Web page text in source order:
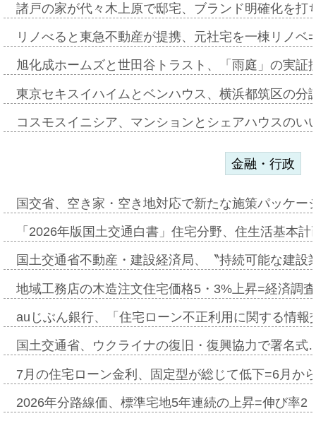
諸戸の家が代々木上原で邸宅、ブランド明確化を
リノべると東急不動産が提携、元社宅を一棟リノ
旭化成ホームズと世田谷トラスト、「雨庭」の実
東京セキスイハイムとベンハウス、横浜都筑区の
コスモスイニシア、マンションとシェアハウスの
金融・行政
国交省、空き家・空き地対応で新たな施策パッケ
「2026年版国土交通白書」住宅分野、住生活基本
国土交通省不動産・建設経済局、〝持続可能な建
地域工務店の木造注文住宅価格5・3%上昇=経済調
auじぶん銀行、「住宅ローン不正利用に関する情
国土交通省、ウクライナの復旧・復興協力で署名
7月の住宅ローン金利、固定型が総じて低下=6月か
2026年分路線価、標準宅地5年連続の上昇=伸び率